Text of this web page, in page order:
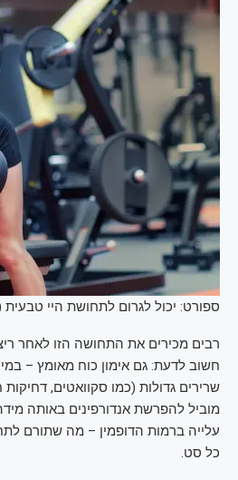
ספורט: יכול לגרום לתחושת היי טבעית
רבים מכירים את התחושה הזו לאחר
חשוב לדעת: גם אימון כוח מאומץ –
שרירים גדולות (כמו סקוואטים, דחיקות
מוביל להפרשת אנדורפינים באותה
עלייה ברמות הדופמין – מה שתורם
כל סט.